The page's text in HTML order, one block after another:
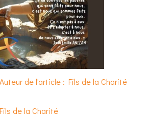
Auteur de l'article : Fils de la Charité
de la Charité